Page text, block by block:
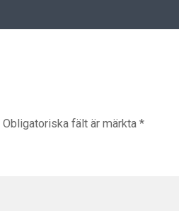
Obligatoriska fält är märkta *